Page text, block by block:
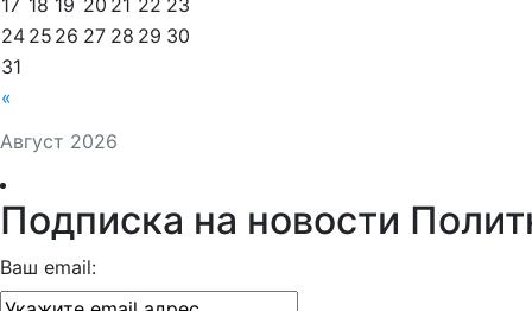
Август 2026
«
17 18 19 20 21 22 23
24 25 26 27 28 29 30
31
Подписка на новости
Ваш email: